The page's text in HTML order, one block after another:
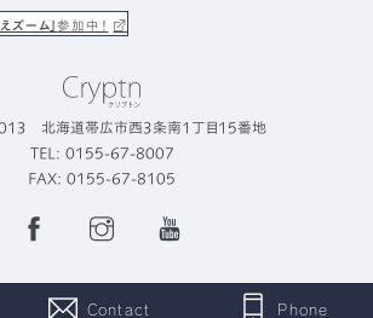
えズーム」参加中！
北海道帯広市西3条南1丁目15番地
TEL: 0155-67-8007
FAX: 0155-67-8105
FacebookInstagramYouTube
Cryptn. All Rights Reserved.
Contact Phone